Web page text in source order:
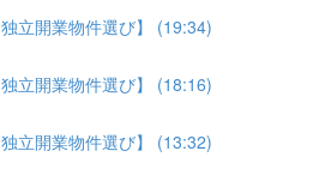
立開業物件選び】 (19:34)
立開業物件選び】 (18:16)
立開業物件選び】 (13:32)